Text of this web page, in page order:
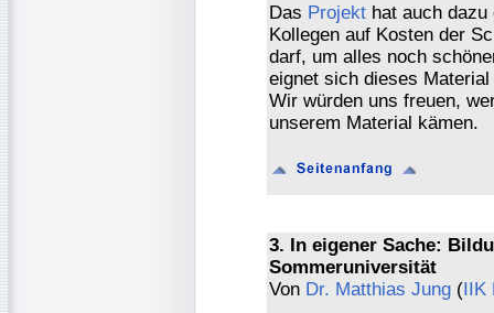
Das Projekt hat auch
Kollegen auf Kosten der
darf, um alles noch
eignet sich dieses
Wir würden uns freuen,
unserem Material kämen.
3. In eigener Sache:
Sommeruniversität
Von Dr. Matthias Jung (IIK